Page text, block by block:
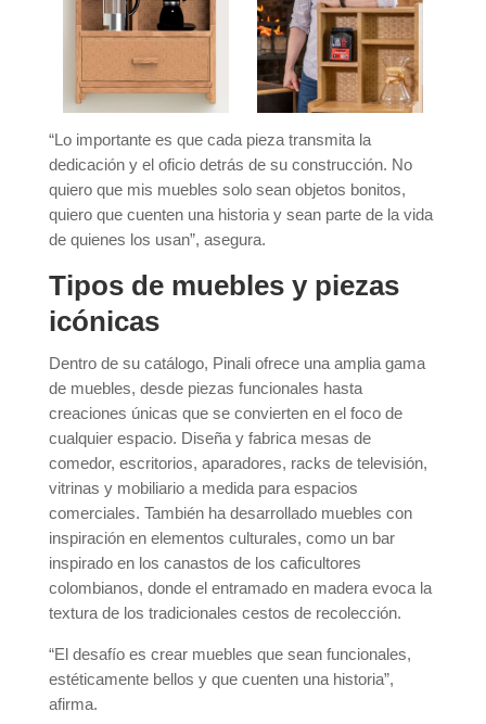
“Lo importante es que cada pieza transmita la
dedicación y el oficio detrás de su construcción. No
quiero que mis muebles solo sean objetos bonitos,
quiero que cuenten una historia y sean parte de la vida
de quienes los usan”, asegura.
Tipos de muebles y piezas
icónicas
Dentro de su catálogo, Pinali ofrece una amplia gama
de muebles, desde piezas funcionales hasta
creaciones únicas que se convierten en el foco de
cualquier espacio. Diseña y fabrica mesas de
comedor, escritorios, aparadores, racks de televisión,
vitrinas y mobiliario a medida para espacios
comerciales. También ha desarrollado muebles con
inspiración en elementos culturales, como un bar
inspirado en los canastos de los caficultores
colombianos, donde el entramado en madera evoca la
textura de los tradicionales cestos de recolección.
“El desafío es crear muebles que sean funcionales,
estéticamente bellos y que cuenten una historia”,
afirma.